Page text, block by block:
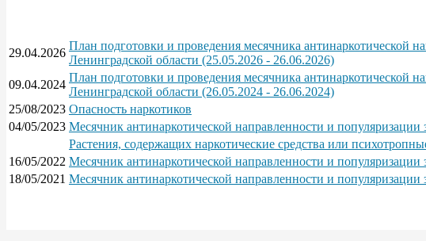
29.04.2026
План подготовки и проведения месячника антинаркотической
Ленинградской области (25.05.2026 - 26.06.2026)
09.04.2024
План подготовки и проведения месячника антинаркотической
Ленинградской области (26.05.2024 - 26.06.2024)
25/08/2023 Опасность наркотиков
04/05/2023 Месячник антинаркотической направленности и популяризации
Растения, содержащих наркотические средства или
16/05/2022 Месячник антинаркотической направленности и популяризации
18/05/2021 Месячник антинаркотической направленности и популяризации